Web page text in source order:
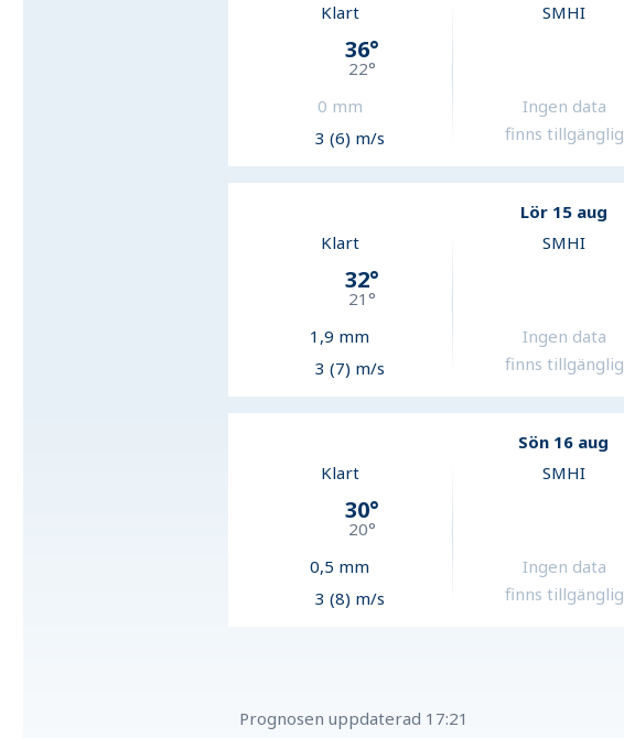
Klart
36°
22°
0 mm
3 (6) m/s
SMHI
Ingen data
finns tillgänglig
Lör 15 aug
Klart
32°
21 °
1,9 mm
3 (7) m/s
SMHI
Ingen data
finns tillgänglig
Sön 16 aug
Klart
30°
20°
0,5 mm
3 (8) m/s
SMHI
Ingen data
finns tillgänglig
Prognosen uppdaterad 17:21